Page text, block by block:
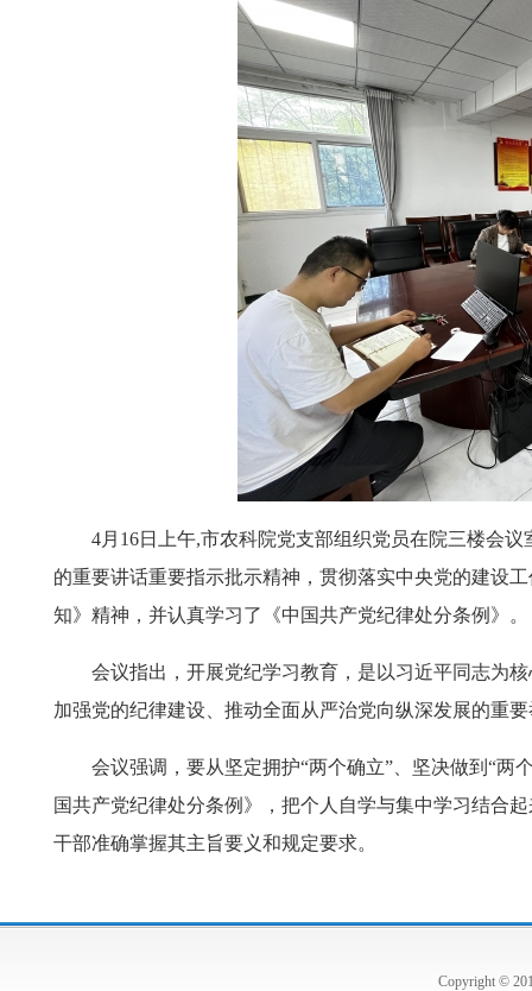
4月16日上午,市农科院党支部组织党员在院三楼会议
的重要讲话重要指示批示精神，贯彻落实中央党的建设
知》精神，并认真学习了《中国共产党纪律处分条例》。
会议指出，开展党纪学习教育，是以习近平同志为核
加强党的纪律建设、推动全面从严治党向纵深发展的重
会议强调，要从坚定拥护“两个确立”、坚决做到“两
国共产党纪律处分条例》，把个人自学与集中学习结合
干部准确掌握其主旨要义和规定要求。
Copyright ©